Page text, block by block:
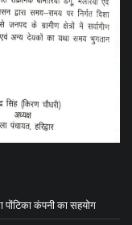
पोंटिका कंपनी का सहयोग